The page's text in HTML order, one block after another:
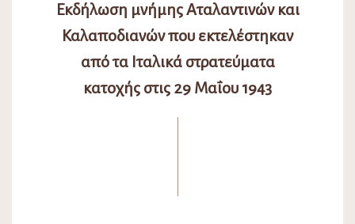
Εκδήλωση μνήμης Αταλαντινών και
Καλαποδιανών που εκτελέστηκαν
από τα Ιταλικά στρατεύματα
κατοχής στις 29 Μαΐου 1943